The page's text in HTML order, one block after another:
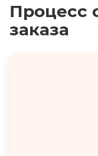
Процесс
заказа